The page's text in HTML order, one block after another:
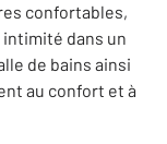
confortables,
dans un
de bains ainsi
au confort et à